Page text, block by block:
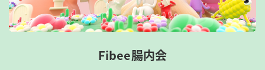
Fibee腸内会